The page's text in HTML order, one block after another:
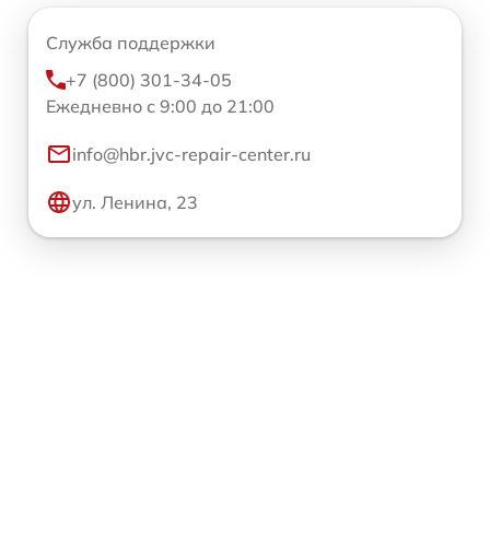
Служба поддержки
+7 (800) 301-34-05
Ежедневно с 9:00 до 21:00
info@hbr.jvc-repair-center.ru
ул. Ленина, 23